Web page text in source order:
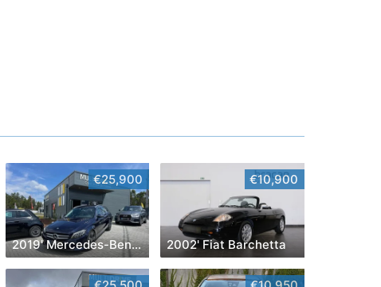
€25,900
2019' Mercedes-Benz Classe C
€10,900
2002' Fiat Barchetta